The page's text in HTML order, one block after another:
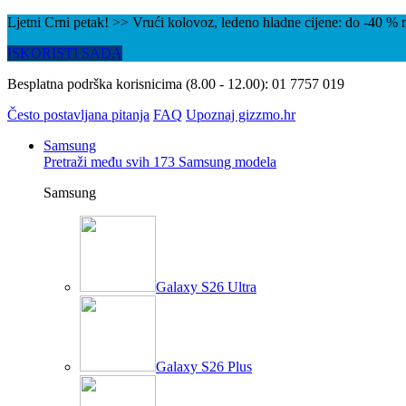
Ljetni Crni petak! >> Vrući kolovoz, ledeno hladne cijene: do -40 %
ISKORISTI SADA
Besplatna podrška korisnicima (8.00 - 12.00): 01 7757 019
Često postavljana pitanja FAQ Upoznaj gizzmo.hr
Samsung
Pretraži među svih 173 Samsung modela
Samsung
Galaxy S26 Ultra
Galaxy S26 Plus